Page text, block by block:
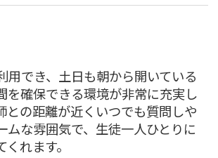
用でき、土日も朝から開いている
を確保できる環境が非常に充実し
との距離が近くいつでも質問しや
ムな雰囲気で、生徒一人ひとりに
れます。